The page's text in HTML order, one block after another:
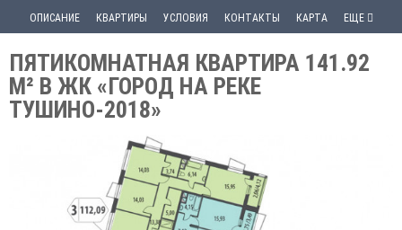
ОПИСАНИЕ КВАРТИРЫ УСЛОВИЯ КОНТАКТЫ КАРТА ЕЩЕ
ПЯТИКОМНАТНАЯ КВАРТИРА 141.92
М² В ЖК «ГОРОД НА РЕКЕ
ТУШИНО-2018»